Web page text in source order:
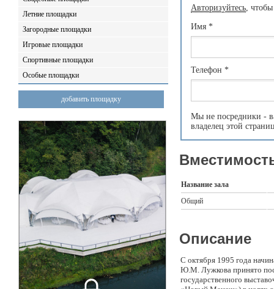
Летние площадки
Загородные площадки
Игровые площадки
Спортивные площадки
Особые площадки
добавить площадку
Авторизуйтесь,
Имя *
Телефон *
Мы не посредники -
владелец этой
Название зала
Общий
Описание
С октября 1995 года
Ю.М. Лужкова принято
государственного